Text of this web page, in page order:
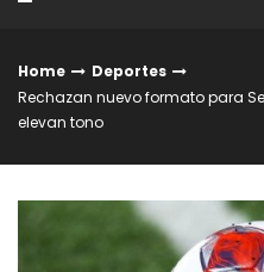
Home
Deportes
Rechazan nuevo formato para
elevan tono